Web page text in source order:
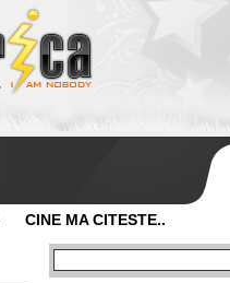
CINE MA CITESTE..